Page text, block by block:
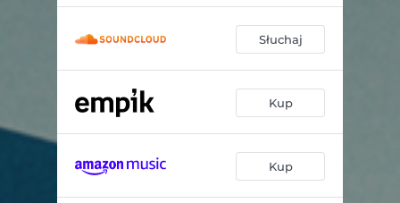
Słuchaj
Kup
Kup